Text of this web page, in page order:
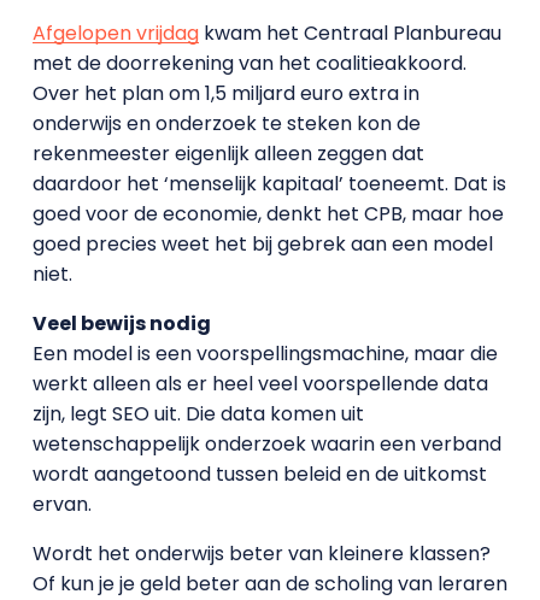
Afgelopen vrijdagkwam het Centraal Planbureau
met de doorrekening van het coalitieakkoord.
Over het plan om 1,5 miljard euro extra in
onderwijs en onderzoek te steken kon de
rekenmeester eigenlijk alleen zeggen dat
daardoor het ‘menselijk kapitaal’ toeneemt. Dat is
goed voor de economie, denkt het CPB, maar hoe
goed precies weet het bij gebrek aan een model
niet.
Veel bewijs nodig
Een model is een voorspellingsmachine, maar die
werkt alleen als er heel veel voorspellende data
zijn, legt SEO uit. Die data komen uit
wetenschappelijk onderzoek waarin een verband
wordt aangetoond tussen beleid en de uitkomst
ervan.
Wordt het onderwijs beter van kleinere klassen?
Of kun je je geld beter aan de scholing van leraren